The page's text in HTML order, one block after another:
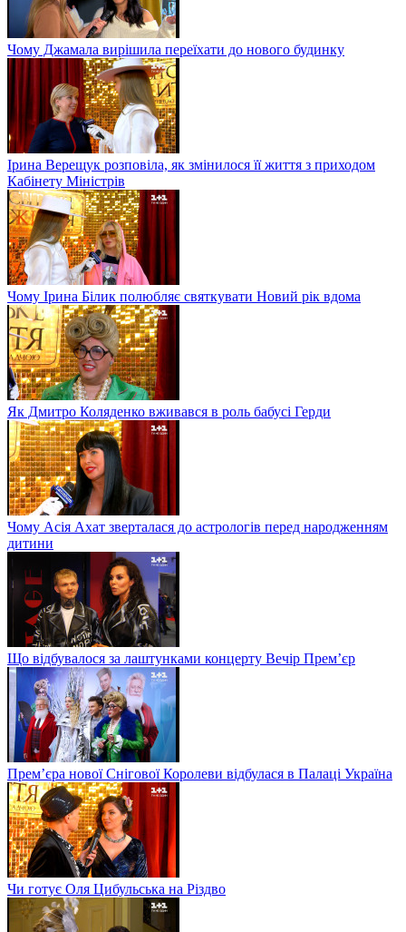
Чому Джамала вирішила переїхати до нового будинку
Ірина Верещук розповіла, як змінилося її життя з приходом
Кабінету Міністрів
Чому Ірина Білик полюбляє святкувати Новий рік вдома
Як Дмитро Коляденко вживався в роль бабусі Герди
Чому Асія Ахат зверталася до астрологів перед народженням
дитини
Що відбувалося за лаштунками концерту Вечір Прем’єр
Прем’єра нової Снігової Королеви відбулася в Палаці Україна
Чи готує Оля Цибульська на Різдво